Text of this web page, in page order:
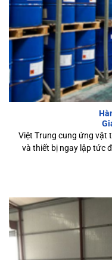
Việt Trung cung ứng vật
và thiết bị ngay lập tức